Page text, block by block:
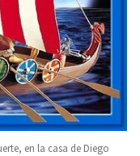
en la casa de Diego